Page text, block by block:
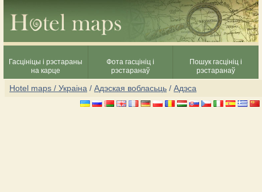
Гасцініцы і рэстараны
на карце
Фота гасцініц і
рэстаранаў
Пошук гасцініц і
рэстаранаў
Hotel maps / Украіна / Адэская вобласьць / Адэса